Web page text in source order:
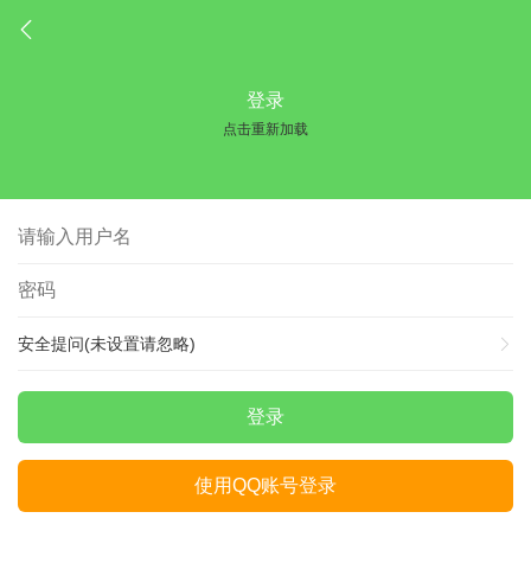
登录
点击重新加载
安全提问(未设置请忽略)
登录
使用QQ账号登录